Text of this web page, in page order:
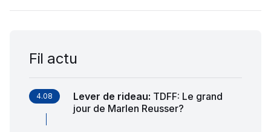
Fil actu
4.08 Lever de rideau: TDFF: Le grand
jour de Marlen Reusser?